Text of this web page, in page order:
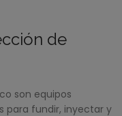
de
son equipos
para fundir, inyectar y